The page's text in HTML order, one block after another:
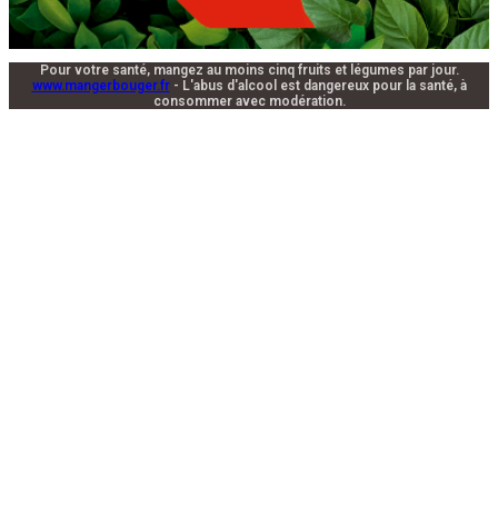
Pour votre santé, mangez au moins cinq fruits et légumes par jour.
www.mangerbouger.fr- L'abus d'alcool est dangereux pour la santé, à
consommer avec modération.